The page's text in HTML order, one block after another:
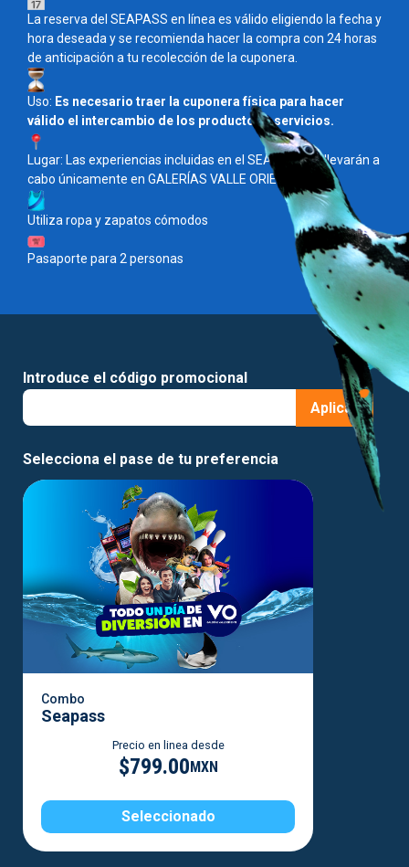
La reserva del SEAPASS en línea es válido eligiendo la fecha y
hora deseada y se recomienda hacer la compra con 24 horas
de anticipación a tu recolección de la cuponera.
Uso: Es necesario traer la cuponera física para hacer
válido el intercambio de los productos y servicios.
Lugar: Las experiencias incluidas en el SEAPASS se llevarán a
cabo únicamente en GALERÍAS VALLE ORIENTE.
Utiliza ropa y zapatos cómodos
Pasaporte para 2 personas
Introduce el código promocional
Aplicar
Selecciona el pase de tu preferencia
Combo
Seapass
Precio en linea desde
$799.00MXN
Seleccionado